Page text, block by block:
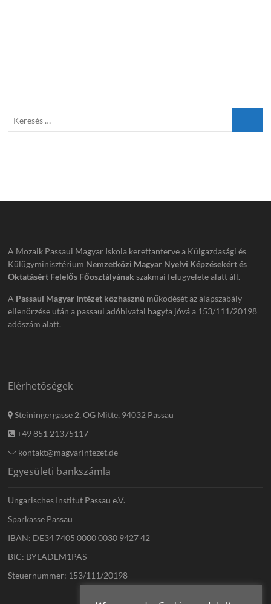
A Mozaik Passaui Magyar Iskola kerettanterve a Külgazdasági és
Külügyminisztérium Nemzetközi Magyar Nyelvi Képzésekért és
Oktatásért Felelős Főosztályának szakmai felügyelete alatt áll.
A Passaui Magyar Intézet közhasznú működését az alapszabály
ellenőrzése után a passaui adóhivatal hagyta jóvá a 153/111/20198
adószám alatt.
Elérhetőségek
Steiningergasse 2, OG Mitte, 94032 Passau
+49 851 21375117
kontakt@magyarintezet.de
Egyesületi bankszámla
Ungarisches Institut Passau e.V.
Sparkasse Passau
IBAN: DE34 7405 0000 0030 9427 42
BIC: BYLADEM1PAS
Steuernummer: 153/111/20198